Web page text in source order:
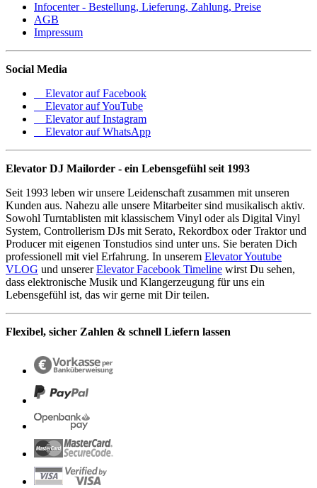
Infocenter - Bestellung, Lieferung, Zahlung, Preise
AGB
Impressum
Social Media
Elevator auf Facebook
Elevator auf YouTube
Elevator auf Instagram
Elevator auf WhatsApp
Elevator DJ Mailorder - ein Lebensgefühl seit 1993
Seit 1993 leben wir unsere Leidenschaft zusammen mit unseren
Kunden aus. Nahezu alle unsere Mitarbeiter sind musikalisch aktiv.
Sowohl Turntablisten mit klassischem Vinyl oder als Digital Vinyl
System, Controllerism DJs mit Serato, Rekordbox oder Traktor und
Producer mit eigenen Tonstudios sind unter uns. Sie beraten Dich
professionell mit viel Erfahrung. In unserem Elevator Youtube
VLOG und unsererElevator Facebook Timeline wirst Du sehen,
dass elektronische Musik und Klangerzeugung für uns ein
Lebensgefühl ist, das wir gerne mit Dir teilen.
Flexibel, sicher Zahlen & schnell Liefern lassen